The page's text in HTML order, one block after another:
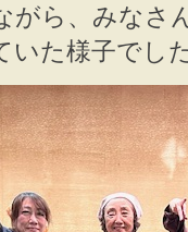
がら、みなさ
いた様子でし